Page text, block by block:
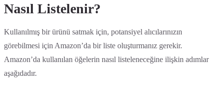
Nasıl Listelenir?
Kullanılmış bir ürünü satmak için, potansiyel alıcılarınızın
görebilmesi için Amazon’da bir liste oluşturmanız gerekir.
Amazon’da kullanılan öğelerin nasıl listeleneceğine ilişkin adımlar
aşağıdadır.